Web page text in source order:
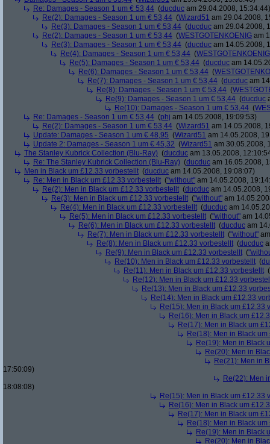
Re: Damages - Season 1 um € 53,44 (ducduc am 29.04.2008, 15:34:44)
Re(2): Damages - Season 1 um € 53,44 (Wizard51 am 29.04.2008,
Re(3): Damages - Season 1 um € 53,44 (ducduc am 29.04.2008,
Re(2): Damages - Season 1 um € 53,44 (WESTGOTENKOENIG am
Re(3): Damages - Season 1 um € 53,44 (ducduc am 14.05.2008,
Re(4): Damages - Season 1 um € 53,44 (WESTGOTENKOENIG
Re(5): Damages - Season 1 um € 53,44 (ducduc am
Re(6): Damages - Season 1 um € 53,44 (
Re(7): Damages - Season 1 um € 53,44 (ducduc am
Re(8): Damages - Season 1 um € 53,44 (
Re(9): Damages - Season 1 um € 53,44 (ducduc
Re(10): Damages - Season 1 um € 53,44 (
Re: Damages - Season 1 um € 53,44 (phj am 14.05.2008, 19:09:53)
Re(2): Damages - Season 1 um € 53,44 (Wizard51 am 14.05.2008,
Update: Damages - Season 1 um € 48,95 (Wizard51 am 14.05.2008,
Update 2: Damages - Season 1 um € 45,32 (Wizard51 am 30.05.2008,
The Stanley Kubrick Collection (Blu-Ray) (ducduc am 13.05.2008,
Re: The Stanley Kubrick Collection (Blu-Ray) (ducduc am 16.05.2008,
Men in Black um £12.33 vorbestellt (ducduc am 14.05.2008, 19:08:07)
Re: Men in Black um £12.33 vorbestellt ("without" am 14.05.2008,
Re(2): Men in Black um £12.33 vorbestellt (ducduc am 14.05.2008,
Re(3): Men in Black um £12.33 vorbestellt ("without" am
Re(4): Men in Black um £12.33 vorbestellt (ducduc am
Re(5): Men in Black um £12.33 vorbestellt ("without" am
Re(6): Men in Black um £12.33 vorbestellt (ducduc am
Re(7): Men in Black um £12.33 vorbestellt ("without"
Re(8): Men in Black um £12.33 vorbestellt (ducduc
Re(9): Men in Black um £12.33 vorbestellt (
Re(10): Men in Black um £12.33 vorbestellt (
Re(11): Men in Black um £12.33 vorbestellt (
Re(12): Men in Black um £12.33
Re(13): Men in Black um £12.33
Re(14): Men in Black um £12.33
Re(15): Men in Black um £12.33
Re(16): Men in Black um
Re(17): Men in Black um
Re(18): Men in Black
Re(19): Men in Black
Re(20): Men in
Re(21): Men in
17:50:09)
Re(22): Men
18:08:08)
Re(15): Men in Black um £12.33
Re(16): Men in Black um
Re(17): Men in Black um
Re(18): Men in Black
Re(19): Men in Black
Re(20): Men in